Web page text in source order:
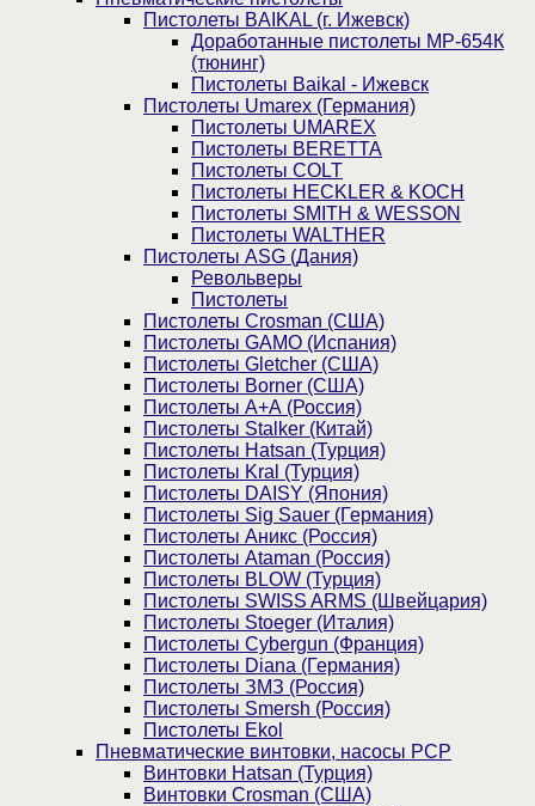
Пистолеты BAIKAL (г. Ижевск)
Доработанные пистолеты МР-654К
(тюнинг)
Пистолеты Baikal - Ижевск
Пистолеты Umarex (Германия)
Пистолеты UMAREX
Пистолеты BERETTA
Пистолеты COLT
Пистолеты HECKLER & KOCH
Пистолеты SMITH & WESSON
Пистолеты WALTHER
Пистолеты ASG (Дания)
Револьверы
Пистолеты
Пистолеты Crosman (США)
Пистолеты GAMO (Испания)
Пистолеты Gletcher (США)
Пистолеты Borner (США)
Пистолеты А+А (Россия)
Пистолеты Stalker (Китай)
Пистолеты Hatsan (Турция)
Пистолеты Kral (Турция)
Пистолеты DAISY (Япония)
Пистолеты Sig Sauer (Германия)
Пистолеты Аникс (Россия)
Пистолеты Ataman (Россия)
Пистолеты BLOW (Турция)
Пистолеты SWISS ARMS (Швейцария)
Пистолеты Stoeger (Италия)
Пистолеты Cybergun (Франция)
Пистолеты Diana (Германия)
Пистолеты ЗМЗ (Россия)
Пистолеты Smersh (Россия)
Пистолеты Ekol
Пневматические винтовки, насосы PCP
Винтовки Hatsan (Турция)
Винтовки Crosman (США)